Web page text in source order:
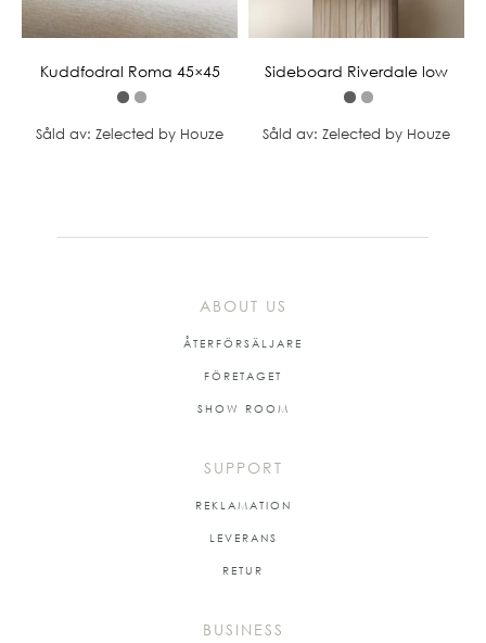
Kuddfodral Roma 45×45
Såld av: Zelected by Houze
Sideboard Riverdale low
Såld av: Zelected by Houze
ABOUT US
ÅTERFÖRSÄLJARE
FÖRETAGET
SHOW ROOM
SUPPORT
REKLAMATION
LEVERANS
RETUR
BUSINESS